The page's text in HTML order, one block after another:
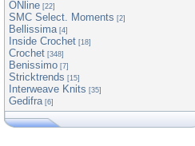
ONline [22]
SMC Select. Moments [2]
Bellissima [4]
Inside Crochet [18]
Crochet [348]
Benissimo [7]
Stricktrends [15]
Interweave Knits [35]
Gedifra [6]